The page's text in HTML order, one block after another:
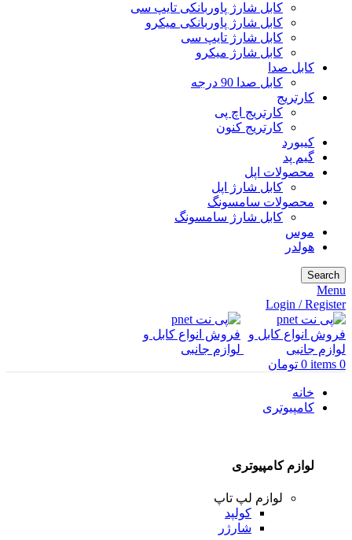
کابل شارژ پاوربانکی تایپ سی
کابل شارژ پاوربانکی میکرو
کابل شارژ تایپ سی
کابل شارژ میکرو
کابل صدا
کابل صدا 90 درجه
کارتریج
کارتریج اچ پی
کارتریج کنون
کیبورد
گیم پد
محصولات اپل
کابل شارژ اپل
محصولات سامسونگ
کابل شارژ سامسونگ
موس
هولدر
Search
Menu
Login / Register
0
items
0 تومان
خانه
کامپیوتری
لوازم کامپیوتری
لوازم لپ تاپ
کولپد
شارژر